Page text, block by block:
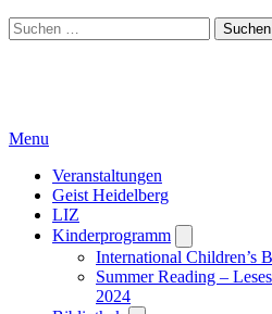
Suchen
nach:
Menu
Veranstaltungen
Geist Heidelberg
LIZ
Kinderprogramm
submenu
International Children’s
Summer Reading –
2024